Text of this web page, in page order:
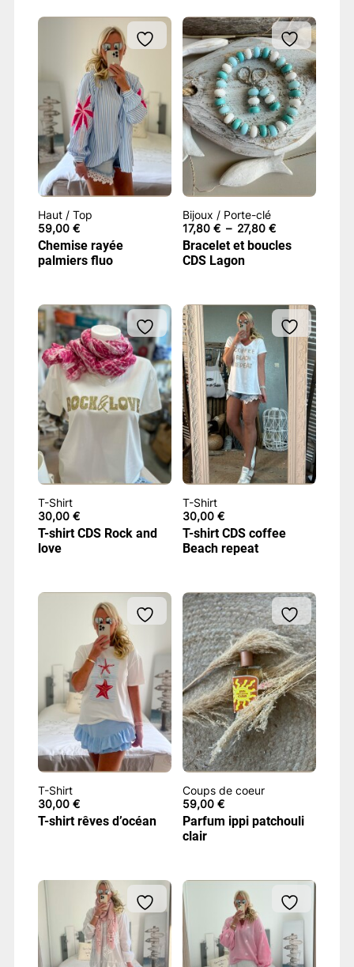
Haut / Top
59,00 €
Chemise rayée
palmiers fluo
Bijoux / Porte-clé
17,80€ – 27,80€Plage
de
prix :
Bracelet et boucles
CDS Lagon
T-Shirt
30,00 €
T-shirt CDS Rock and
love
T-Shirt
30,00€
T-shirt CDS coffee
Beach repeat
T-Shirt
30,00 €
T-shirt rêves d’océan
Coups de coeur
59,00€
Parfum ippi patchouli
clair